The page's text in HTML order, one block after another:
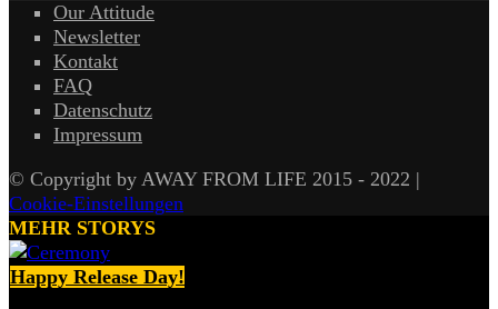
Our Attitude
Newsletter
Kontakt
FAQ
Datenschutz
Impressum
© Copyright by AWAY FROM LIFE 2015 - 2022 |
Cookie-Einstellungen
MEHR STORYS
Happy Release Day!